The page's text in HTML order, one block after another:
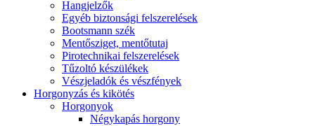
Hangjelzők
Egyéb biztonsági felszerelések
Bootsmann szék
Mentősziget, mentőtutaj
Pirotechnikai felszerelések
Tűzoltó készülékek
Vészjeladók és vészfények
Horgonyzás és kikötés
Horgonyok
Négykapás horgony